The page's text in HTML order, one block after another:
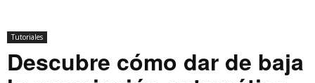
Tutoriales
Descubre cómo dar de baja